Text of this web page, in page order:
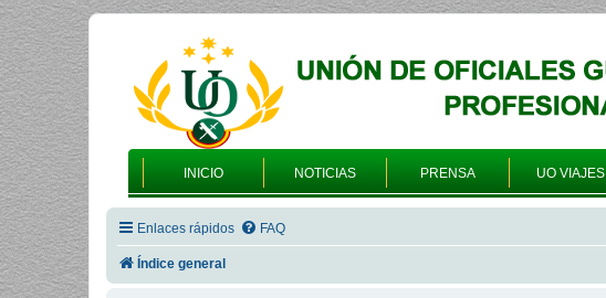
INICIO NOTICIAS PRENSA UO VIAJES
Enlaces rápidos FAQ
Índice general